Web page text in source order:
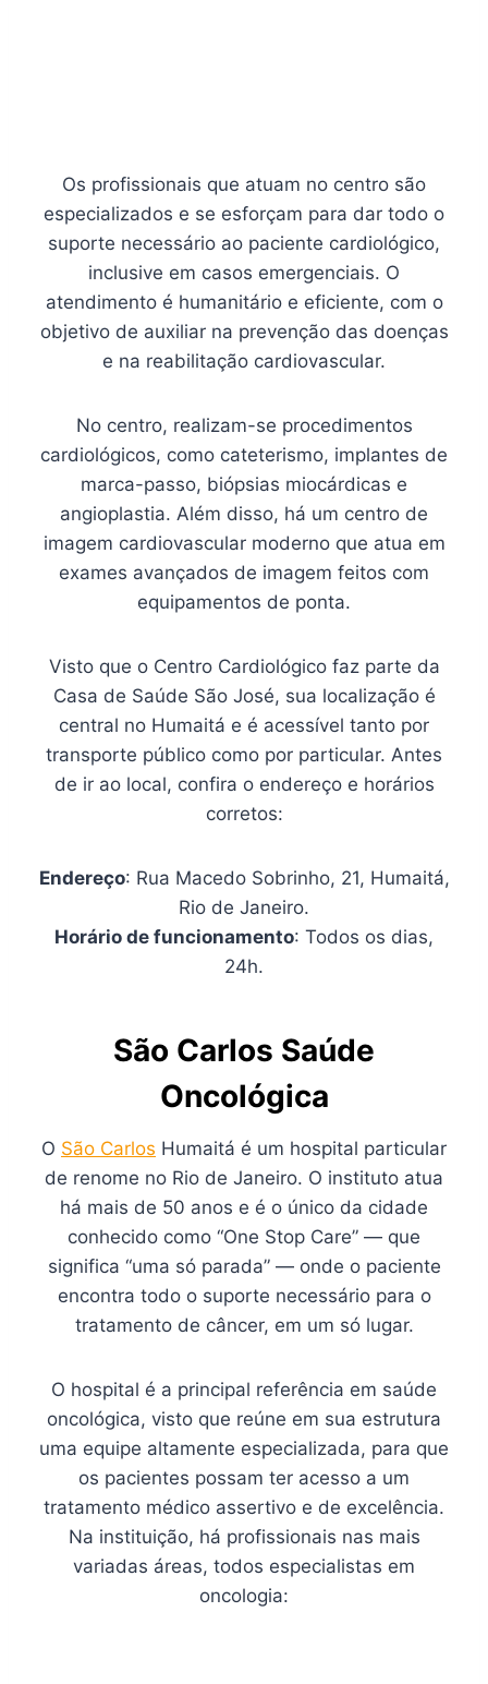
Os profissionais que atuam no centro são
especializados e se esforçam para dar todo o
suporte necessário ao paciente cardiológico,
inclusive em casos emergenciais. O
atendimento é humanitário e eficiente, com o
objetivo de auxiliar na prevenção das doenças
e na reabilitação cardiovascular.
No centro, realizam-se procedimentos
cardiológicos, como cateterismo, implantes de
marca-passo, biópsias miocárdicas e
angioplastia. Além disso, há um centro de
imagem cardiovascular moderno que atua em
exames avançados de imagem feitos com
equipamentos de ponta.
Visto que o Centro Cardiológico faz parte da
Casa de Saúde São José, sua localização é
central no Humaitá e é acessível tanto por
transporte público como por particular. Antes
de ir ao local, confira o endereço e horários
corretos:
Endereço: Rua Macedo Sobrinho, 21, Humaitá,
Rio de Janeiro.
Horário de funcionamento: Todos os dias,
24h.
São Carlos Saúde
Oncológica
O São Carlos Humaitá é um hospital particular
de renome no Rio de Janeiro. O instituto atua
há mais de 50 anos e é o único da cidade
conhecido como “One Stop Care” — que
significa “uma só parada” — onde o paciente
encontra todo o suporte necessário para o
tratamento de câncer, em um só lugar.
O hospital é a principal referência em saúde
oncológica, visto que reúne em sua estrutura
uma equipe altamente especializada, para que
os pacientes possam ter acesso a um
tratamento médico assertivo e de excelência.
Na instituição, há profissionais nas mais
variadas áreas, todos especialistas em
oncologia: